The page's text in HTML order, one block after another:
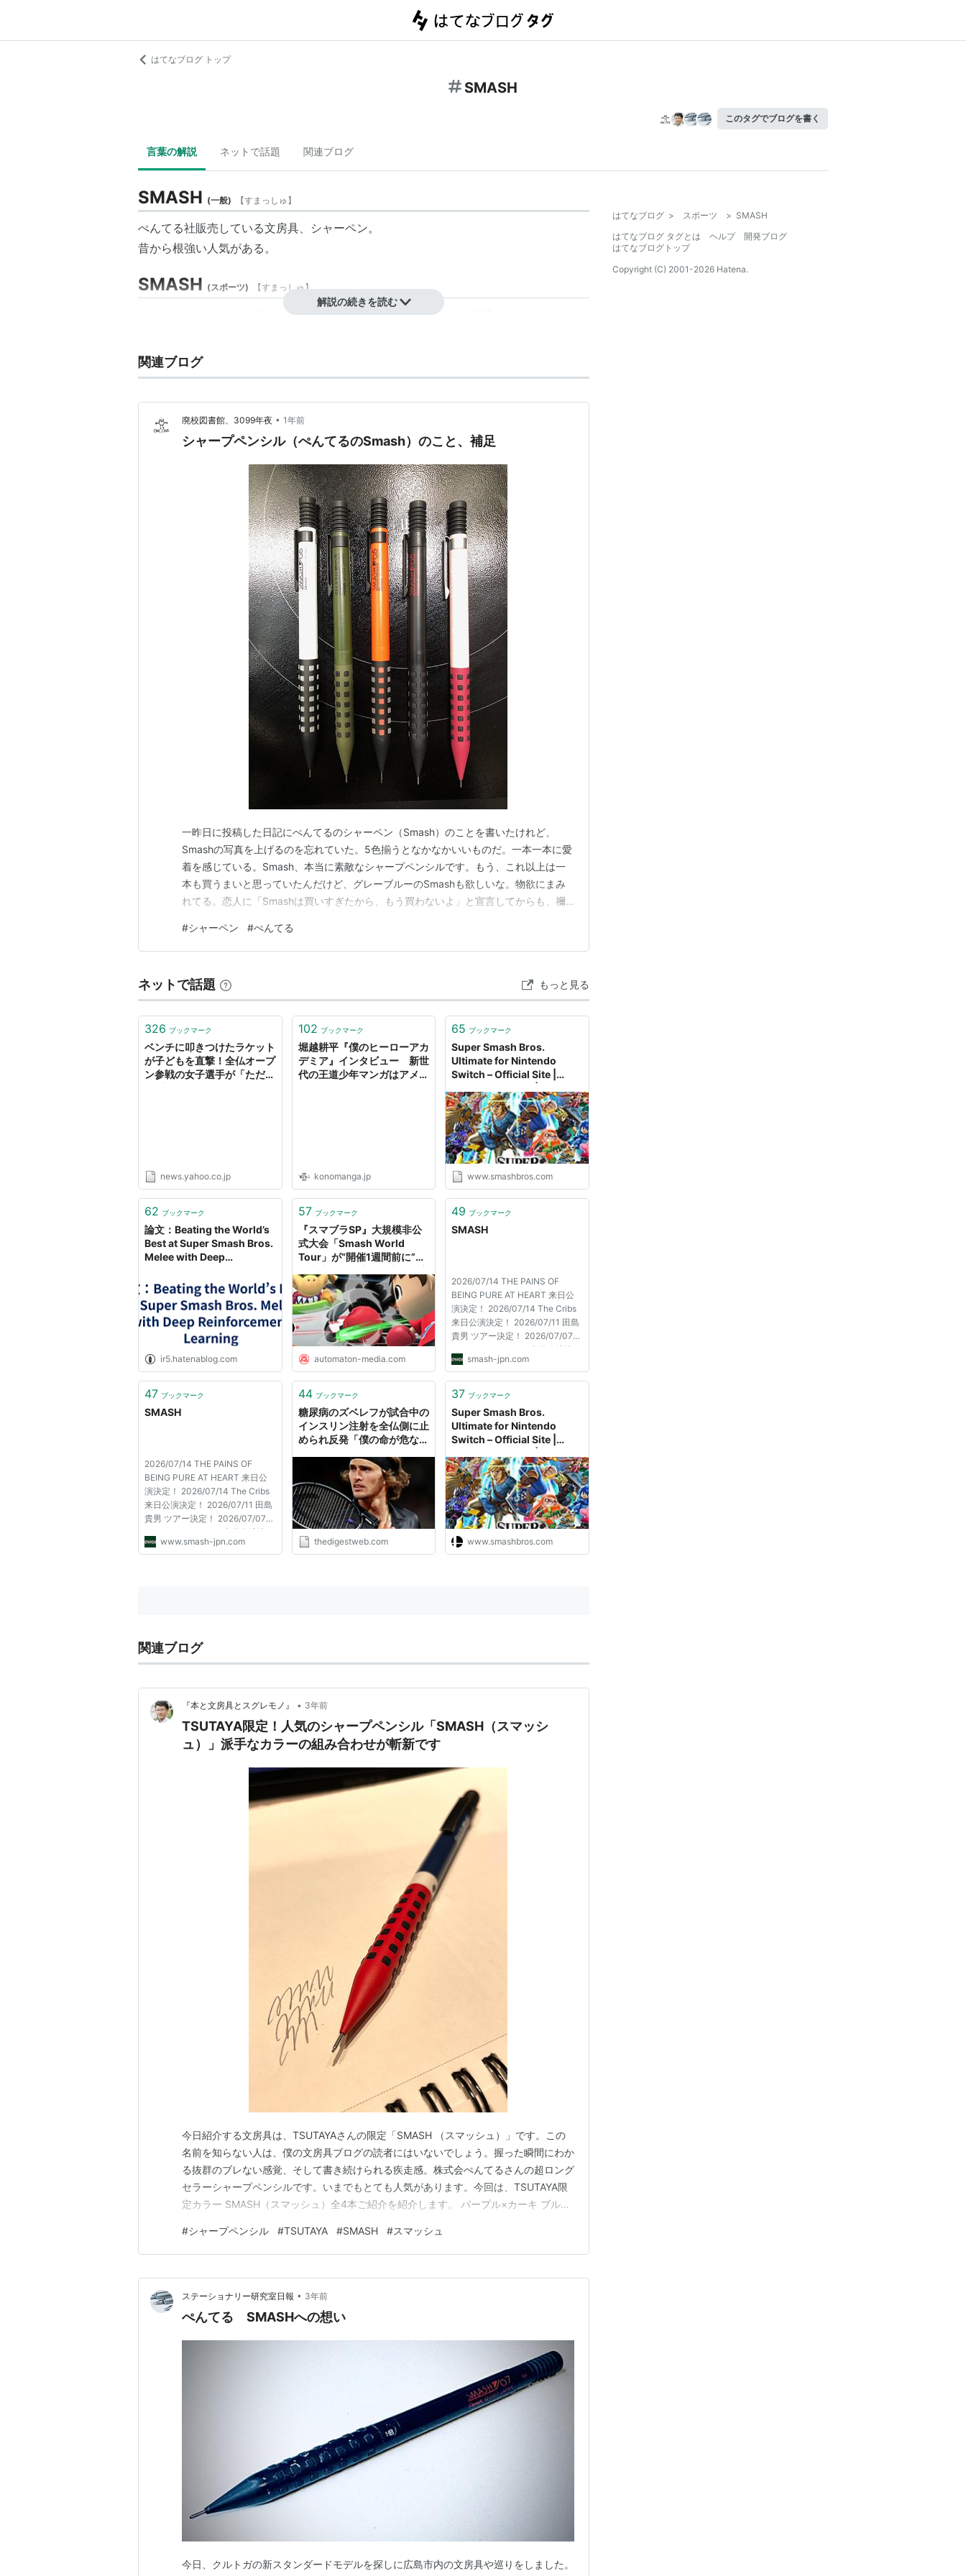
はてなブログ トップ
SMASH
このタグでブログを書く
言葉の解説 ネットで話題 関連ブログ
SMASH (一般) 【すまっしゅ】
ぺんてる社販売している文房具、シャーペン。
昔から根強い人気がある。
SMASH (スポーツ) 【すまっしゅ】
が運営する格闘技団体。ハッスル所属だった選手を中心に設立され
ンとした地域密着型の団体である。2009年12月に旗揚げ表明し、旗揚げ戦は2010年3
月26日である。
解説の続きを読む
関連ブログ
廃校図書館、3099年夜 • 1年前
シャープペンシル（ぺんてるのSmash）のこと、補足
一昨日に投稿した日記にぺんてるのシャーペン（Smash）のことを書いたけれど、
Smashの写真を上げるのを忘れていた。5色揃うとなかなかいいものだ。一本一本に愛
着を感じている。Smash、本当に素敵なシャープペンシルです。もう、これ以上は一
本も買うまいと思っていたんだけど、グレーブルーのSmashも欲しいな。物欲にまみ
れてる。恋人に「Smashは買いすぎたから、もう買わないよ」と宣言してからも、禰󠄀
また、今ももう一本欲しいなんて思ってる。このままじゃ10本とか12本とかのSmash
を買ってしまうかもしれない。自重し…
#シャーペン #ぺんてる
ネットで話題 もっと見る
326 ブックマーク
ベンチに叩きつけたラケット
が子どもを直撃！全仏オープ
ン参戦の女子選手が「ただた
news.yahoo.co.jp
102 ブックマーク
堀越耕平『僕のヒーローアカ
デミア』インタビュー 新世
代の王道少年マンガはアメコ
konomanga.jp
65 ブックマーク
Super Smash Bros.
Ultimate for Nintendo
Switch – Official Site |
Nintendo
www.smashbros.com
62 ブックマーク
論文：Beating the World’s
Best at Super Smash Bros.
Melee with Deep
うどん記
ir5.hatenablog.com
57 ブックマーク
『スマブラSP』大規模非公
式大会「Smash World
Tour」が“開催1週間前に”突
らなかったと報告され波紋呼
ぶ【UPDATE】 -
AUTOMATON
automaton-media.com
49 ブックマーク
SMASH
2026/07/14 THE PAINS OF
BEING PURE AT HEART 来日公
演決定！ 2026/07/14 The Cribs
来日公演決定！ 2026/07/11 田島
貴男 ツアー決定！ 2026/07/07
SUDAN ARCHIVES 来日公演決
定！ 2026/07/07 maya ongaku
対バンツアー決定！ 2026/06/30
2026/06/30 Summer...
smash-jpn.com
47 ブックマーク
SMASH
2026/07/14 THE PAINS OF
BEING PURE AT HEART 来日公
演決定！ 2026/07/14 The Cribs
来日公演決定！ 2026/07/11 田島
貴男 ツアー決定！ 2026/07/07
SUDAN ARCHIVES 来日公演決
定！ 2026/07/07 maya ongaku
www.smash-jpn.com
44 ブックマーク
糖尿病のズベレフが試合中の
インスリン注射を全仏側に止
められ反発「僕の命が危ない
thedigestweb.com
37 ブックマーク
Super Smash Bros.
Ultimate for Nintendo
Switch – Official Site |
Nintendo
www.smashbros.com
関連ブログ
『本と文房具とスグレモノ』 • 3年前
TSUTAYA限定！人気のシャープペンシル「SMASH（スマッシ
ュ）」派手なカラーの組み合わせが斬新です
今日紹介する文房具は、TSUTAYAさんの限定「SMASH （スマッシュ）」です。この
名前を知らない人は、僕の文房具ブログの読者にはいないでしょう。握った瞬間にわか
る抜群のブレない感覚、そして書き続けられる疾走感。株式会ぺんてるさんの超ロング
セラーシャープペンシルです。いまでもとても人気があります。今回は、TSUTAYA限
定カラー SMASH（スマッシュ）全4本ご紹介を紹介します。 パープル×カーキ ブルー
ファッションをイメージしたカラーです。とてもインパクトの強い配色で構成されたシ
ャープペンシルで創作意欲を掻…
#シャープペンシル #TSUTAYA #SMASH #スマッシュ
ステーショナリー研究室日報 • 3年前
ぺんてる SMASHへの想い
今日、クルトガの新スタンダードモデルを探しに広島市内の文房具や巡りをしました。
はてなブログ > スポーツ > SMASH
はてなブログ タグとは
ヘルプ
開発ブログ
はてなブログトップ
Copyright (C) 2001-2026 Hatena.